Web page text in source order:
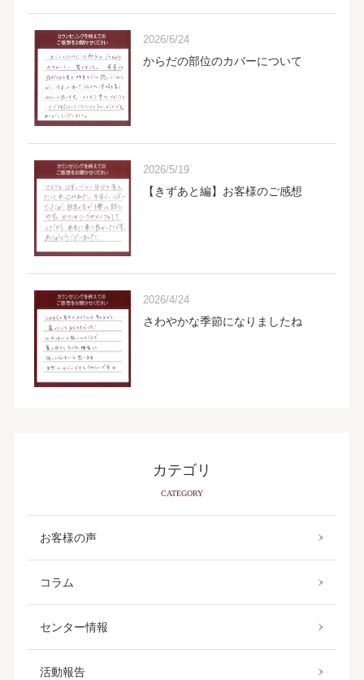
2026/6/24
からだの部位のカバーについて
2026/5/19
【きずあと編】お客様のご感想
2026/4/24
さわやかな季節になりましたね
カテゴリ
CATEGORY
お客様の声
コラム
センター情報
活動報告